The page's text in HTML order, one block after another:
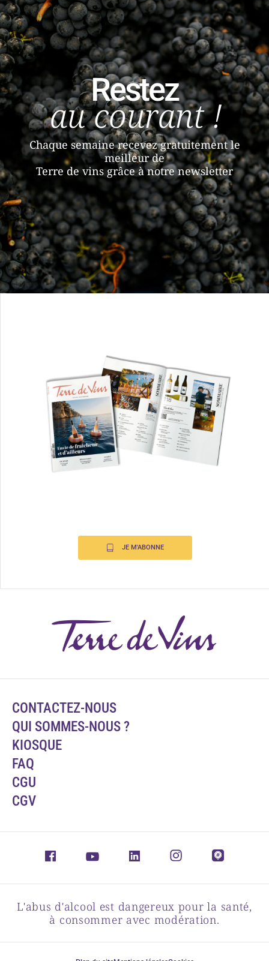
Restez
au courant !
Chaque semaine recevez gratuitement le
meilleur de
Terre de vins grâce à notre newsletter
JE M'ABONNE
CONTACTEZ-NOUS
QUI SOMMES-NOUS ?
KIOSQUE
FAQ
CGU
CGV
L'abus d'alcool est dangereux pour la santé,
à consommer avec modération.